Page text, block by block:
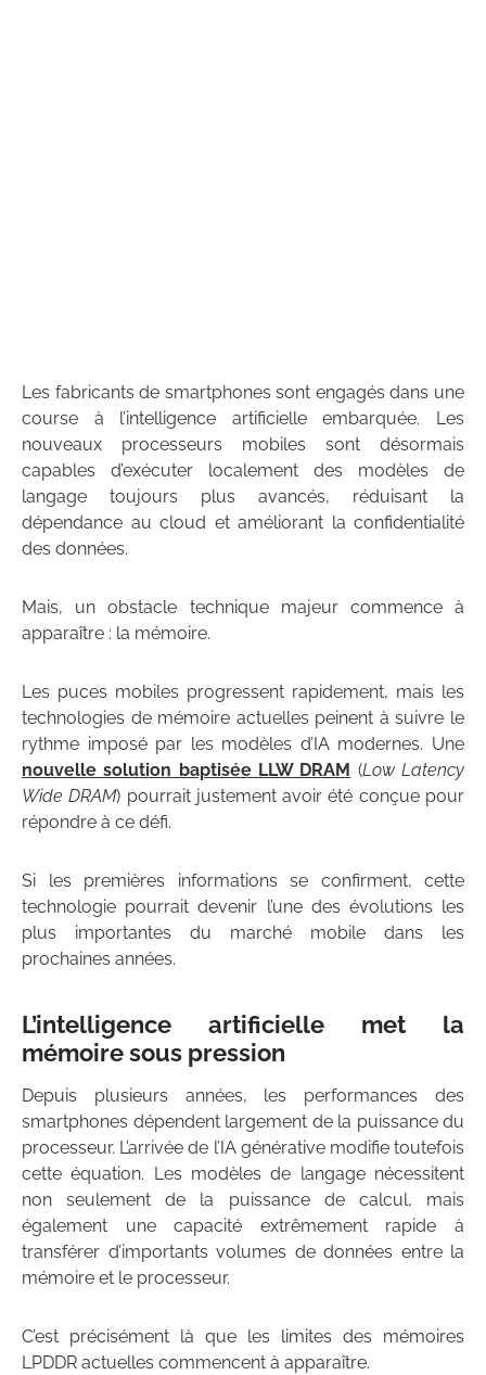
Les fabricants de smartphones sont engagés dans une
course à l’intelligence artificielle embarquée. Les
nouveaux processeurs mobiles sont désormais
capables d’exécuter localement des modèles de
langage toujours plus avancés, réduisant la
dépendance au cloud et améliorant la confidentialité
des données.
Mais, un obstacle technique majeur commence à
apparaître : la mémoire.
Les puces mobiles progressent rapidement, mais les
technologies de mémoire actuelles peinent à suivre le
rythme imposé par les modèles d’IA modernes. Une
nouvelle solution baptisée LLW DRAM (Low Latency
Wide DRAM) pourrait justement avoir été conçue pour
répondre à ce défi.
Si les premières informations se confirment, cette
technologie pourrait devenir l’une des évolutions les
plus importantes du marché mobile dans les
prochaines années.
L’intelligence artificielle met la
mémoire sous pression
Depuis plusieurs années, les performances des
smartphones dépendent largement de la puissance du
processeur. L’arrivée de l’IA générative modifie toutefois
cette équation. Les modèles de langage nécessitent
non seulement de la puissance de calcul, mais
également une capacité extrêmement rapide à
transférer d’importants volumes de données entre la
mémoire et le processeur.
C’est précisément là que les limites des mémoires
LPDDR actuelles commencent à apparaître.